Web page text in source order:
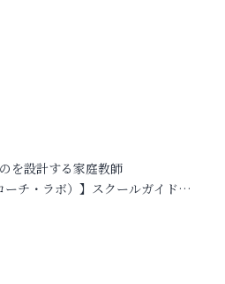
を設計する家庭教師
チ・ラボ）】スクールガイド…